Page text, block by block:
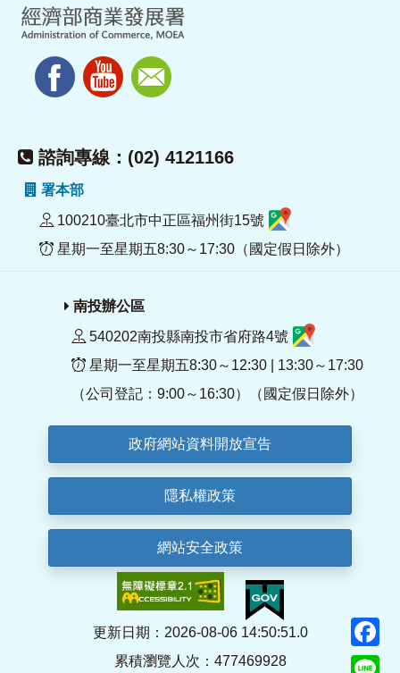
諮詢專線：(02) 4121166
署本部
100210臺北市中正區福州街15號
星期一至星期五8:30～17:30（國定假日除外）
南投辦公區
540202南投縣南投市省府路4號
星期一至星期五8:30～12:30 | 13:30～17:30
（公司登記：9:00～16:30）（國定假日除外）
政府網站資料開放宣告
隱私權政策
網站安全政策
更新日期：2026-08-06 14:50:51.0
累積瀏覽人次：477469928